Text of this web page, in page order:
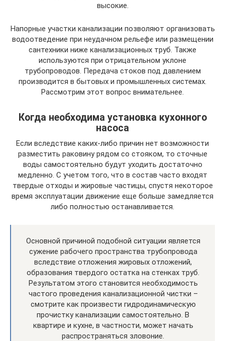
высокие.
Напорные участки канализации позволяют организовать
водоотведение при неудачном рельефе или размещении
сантехники ниже канализационных труб. Также
используются при отрицательном уклоне
трубопроводов. Передача стоков под давлением
производится в бытовых и промышленных системах.
Рассмотрим этот вопрос внимательнее.
Когда необходима установка кухонного
насоса
Если вследствие каких-либо причин нет возможности
разместить раковину рядом со стояком, то сточные
воды самостоятельно будут уходить достаточно
медленно. С учетом того, что в состав часто входят
твердые отходы и жировые частицы, спустя некоторое
время эксплуатации движение еще больше замедляется
либо полностью останавливается.
Основной причиной подобной ситуации является
сужение рабочего пространства трубопровода
вследствие отложения жировых отложений,
образования твердого остатка на стенках труб.
Результатом этого становится необходимость
частого проведения канализационной чистки –
смотрите как произвести гидродинамическую
прочистку канализации самостоятельно. В
квартире и кухне, в частности, может начать
распространяться зловоние.